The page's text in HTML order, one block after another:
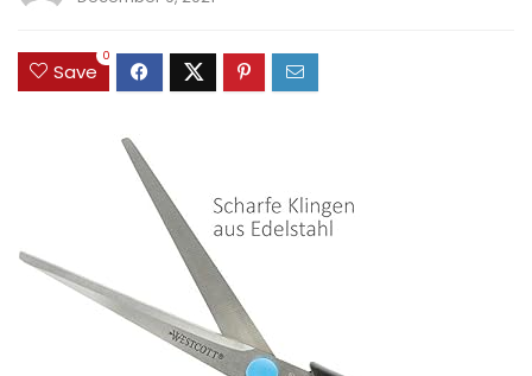
Save
0